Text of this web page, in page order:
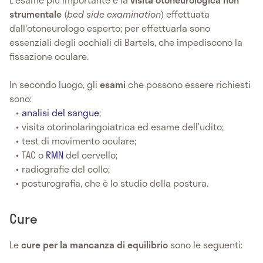
strumentale (bed side examination) effettuata
dall'otoneurologo esperto; per effettuarla sono
essenziali degli occhiali di Bartels, che impediscono la
fissazione oculare.
In secondo luogo, gli esamiche possono essere richiesti
sono:
analisi del sangue;
visita otorinolaringoiatrica ed esame dell’udito;
test di movimento oculare;
TAC o RMNdel cervello;
radiografie del collo;
posturografia, che è lo studio della postura.
Cure
Lecure per la mancanza di equilibrio sono le seguenti: